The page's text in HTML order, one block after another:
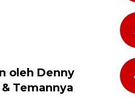
oleh Denny
Temannya